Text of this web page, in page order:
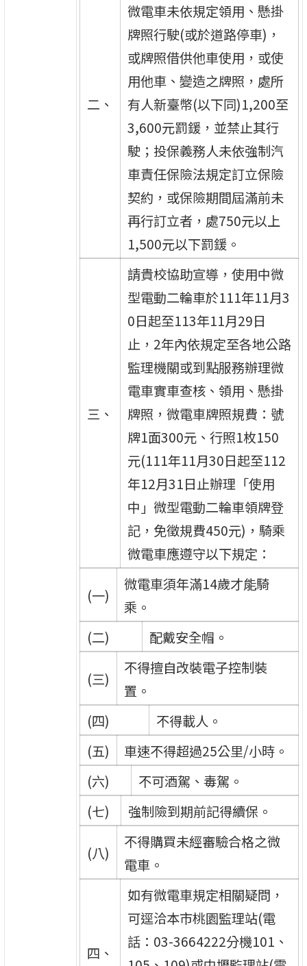
二、
微電車未依規定領用、懸掛
牌照行駛(或於道路停車)，
或牌照借供他車使用，或使
用他車、變造之牌照，處所
有人新臺幣(以下同)1,200至
3,600元罰鍰，並禁止其行
駛；投保義務人未依強制汽
車責任保險法規定訂立保險
契約，或保險期間屆滿前未
再行訂立者，處750元以上
1,500元以下罰鍰。
三、
請貴校協助宣導，使用中微
型電動二輪車於111年11月3
0日起至113年11月29日
止，2年內依規定至各地公路
監理機關或到點服務辦理微
電車實車查核、領用、懸掛
牌照，微電車牌照規費：號
牌1面300元、行照1枚150
元(111年11月30日起至112
年12月31日止辦理「使用
中」微型電動二輪車領牌登
記，免徵規費450元)，騎乘
微電車應遵守以下規定：
(一)
微電車須年滿14歲才能騎
乘。
(二)
配戴安全帽。
(三)
不得擅自改裝電子控制裝
置。
(四)
不得載人。
(五)
車速不得超過25公里/小時。
(六)
不可酒駕、毒駕。
(七)
強制險到期前記得續保。
(八)
不得購買未經審驗合格之微
電車。
四、
如有微電車規定相關疑問，
可逕洽本市桃園監理站(電
話：03-3664222分機101、